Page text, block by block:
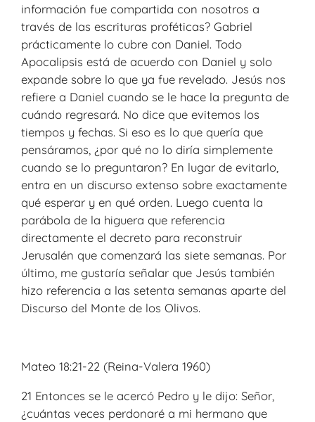
información fue compartida con nosotros a
través de las escrituras proféticas? Gabriel
prácticamente lo cubre con Daniel. Todo
Apocalipsis está de acuerdo con Daniel y solo
expande sobre lo que ya fue revelado. Jesús nos
refiere a Daniel cuando se le hace la pregunta de
cuándo regresará. No dice que evitemos los
tiempos y fechas. Si eso es lo que quería que
pensáramos, ¿por qué no lo diría simplemente
cuando se lo preguntaron? En lugar de evitarlo,
entra en un discurso extenso sobre exactamente
qué esperar y en qué orden. Luego cuenta la
parábola de la higuera que referencia
directamente el decreto para reconstruir
Jerusalén que comenzará las siete semanas. Por
último, me gustaría señalar que Jesús también
hizo referencia a las setenta semanas aparte del
Discurso del Monte de los Olivos.
Mateo 18:21-22 (Reina-Valera 1960)
21 Entonces se le acercó Pedro y le dijo: Señor,
¿cuántas veces perdonaré a mi hermano que